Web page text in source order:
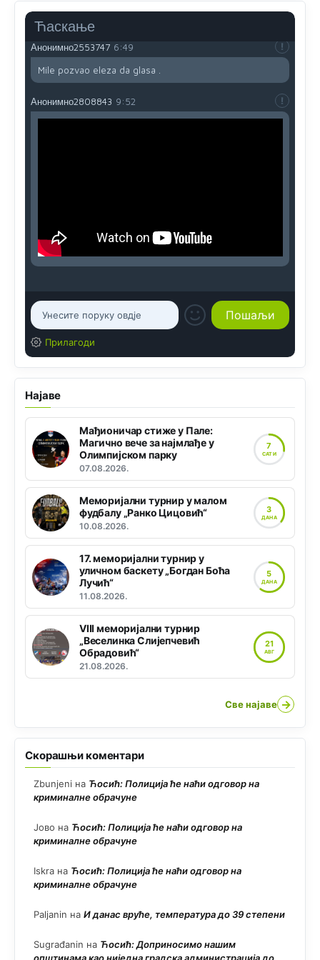
Ћаскање
Анонимно2553747 6:49
Mile pozvao eleza da glasa .
Анонимно2808843 9:52
Прилагоди
Најаве
Мађионичар стиже у Пале:
Магично вече за најмлађе у
Олимпијском парку
07.08.2026.
7
САТИ
Меморијални турнир у малом
фудбалу „Ранко Цицовић“
10.08.2026.
3
ДАНА
17. меморијални турнир у
уличном баскету „Богдан Боћа
Лучић“
11.08.2026.
5
ДАНА
VIII меморијални турнир
„Веселинка Слијепчевић
Обрадовић“
21.08.2026.
21
АВГ
Све најаве →
Скорашњи коментари
Zbunjeni на Ћосић: Полиција ће наћи одговор на
криминалне обрачуне
Јово на Ћосић: Полиција ће наћи одговор на
криминалне обрачуне
Iskra на Ћосић: Полиција ће наћи одговор на
криминалне обрачуне
Paljanin на И данас вруће, температура до 39 степени
Sugrađanin на Ћосић: Доприносимо нашим